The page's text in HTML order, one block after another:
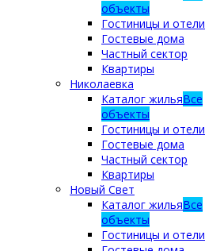
объекты
Гостиницы и отели
Гостевые дома
Частный сектор
Квартиры
Николаевка
Каталог жильяВсе
объекты
Гостиницы и отели
Гостевые дома
Частный сектор
Квартиры
Новый Свет
Каталог жильяВсе
объекты
Гостиницы и отели